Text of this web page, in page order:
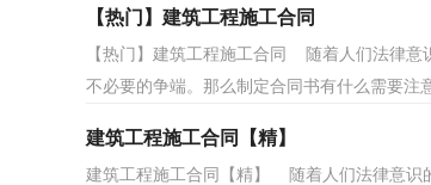
【热门】建筑工程施工合同
【热门】建筑工程施工合同 随着人们法律意
不必要的争端。那么制定合同书有什么需要注
建筑工程施工合同【精】
建筑工程施工合同【精】 随着人们法律意识